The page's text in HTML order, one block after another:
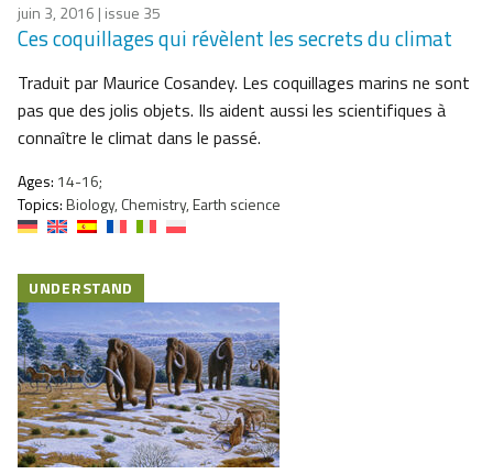
juin 3, 2016 | issue 35
Ces coquillages qui révèlent les secrets du climat
Traduit par Maurice Cosandey. Les coquillages marins ne sont
pas que des jolis objets. Ils aident aussi les scientifiques à
connaître le climat dans le passé.
Ages: 14-16;
Topics:Biology, Chemistry, Earth science
UNDERSTAND